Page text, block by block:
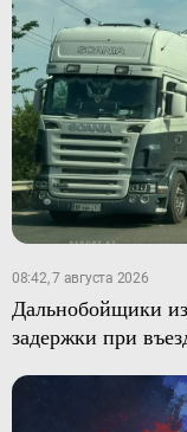
08:42, 7 августа 2026
Дальнобойщики
задержки при